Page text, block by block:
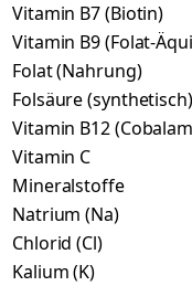
Vitamin B7 (Biotin)
Vitamin B9 (Folat-
Folat (Nahrung)
Folsäure (synthetisch)
Vitamin B12
Vitamin C
Mineralstoffe
Natrium (Na)
Chlorid (Cl)
Kalium (K)